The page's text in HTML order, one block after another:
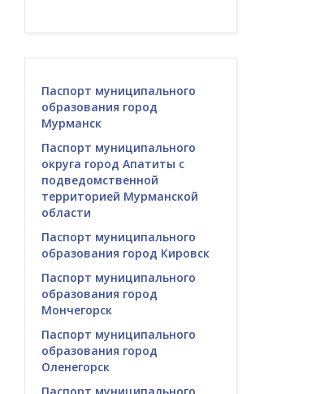
Паспорт муниципального
образования город
Мурманск
Паспорт муниципального
округа город Апатиты с
подведомственной
территорией Мурманской
области
Паспорт муниципального
образования город Кировск
Паспорт муниципального
образования город
Мончегорск
Паспорт муниципального
образования город
Оленегорск